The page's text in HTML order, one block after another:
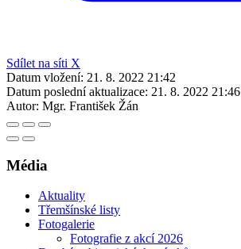
Sdílet na síti X
Datum vložení: 21. 8. 2022 21:42
Datum poslední aktualizace: 21. 8. 2022 21:46
Autor: Mgr. František Žán
Média
Aktuality
Třemšínské listy
Fotogalerie
Fotografie z akcí 2026